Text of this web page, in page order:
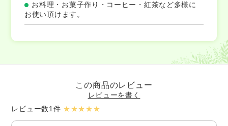
お料理・お菓子作り・コーヒー・紅茶など多様に
お使い頂けます。
この商品のレビュー
レビューを書く
レビュー数1件 ★★★★★